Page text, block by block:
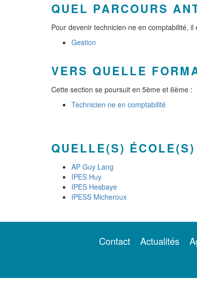
QUEL PARCOURS
Pour devenir technicien·ne en comptabilité,
Gestion
VERS QUELLE
Cette section se poursuit en 5ème et 6ème :
Technicien·ne en comptabilité
QUELLE(S)
AP Guy Lang
IPES Huy
IPES Hesbaye
IPESS Micheroux
Contact Actualités